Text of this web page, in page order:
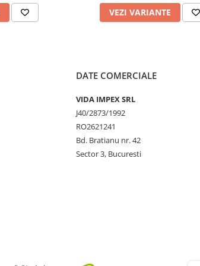
VEZI VARIANTE
DATE COMERCIALE
VIDA IMPEX SRL
J40/2873/1992
RO2621241
Bd. Bratianu nr. 42
Sector 3, Bucuresti